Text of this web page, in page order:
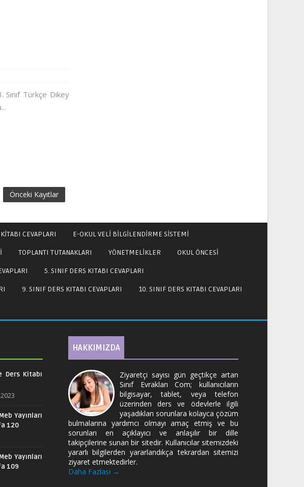
Sınıf Türkçe Dikey
Önceki Kayıtlar
CEVAPLARI E-OKUL VELİ BİLGİLENDİRME SİSTEMİ
TOPLANTI TUTANAKLARI YÖNETMELİKLER OKUL ÖNCESİ
5. SINIF DERS KITABI CEVAPLARI
9. SINIF DERS KITABI CEVAPLARI 10. SINIF DERS KITABI CEVAPLARI
Ders Kitabı
Yayınları
120
Yayınları
109
HAKKIMIZDA
Ziyaretçi sayısı gün geçtikçe artan
Sınıf Evrakları Com; kullanıcıların
bilgisayar, tablet, veya telefon
üzerinden ders ve ödevlerle ilgili
yaşadıkları sorunlara kolayca çözüm
bulmalarına yardımcı olmayı amaç etmiş ve bu
sorunları en açıklayıcı ve anlaşılır bir dille
takipçilerine sunan bir sitedir. Kullanıcılar sitemizdeki
yararlı bilgilerden yararlandıkça tekrardan sitemizi
ziyaret etmektedirler.
Daha Fazlası →